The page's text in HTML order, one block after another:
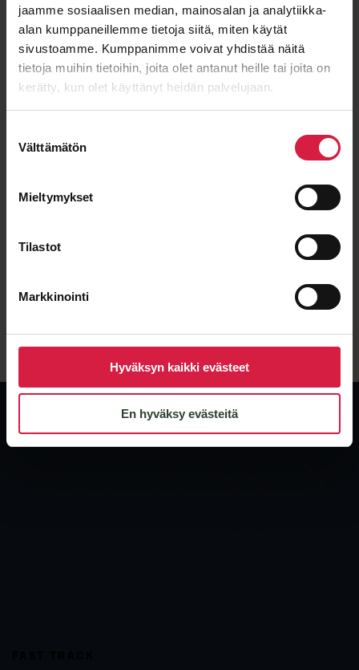
jaamme sosiaalisen median, mainosalan ja analytiikka-
alan kumppaneillemme tietoja siitä, miten käytät
sivustoamme. Kumppanimme voivat yhdistää näitä
tietoja muihin tietoihin, joita olet antanut heille tai joita on
kerätty, kun olet käyttänyt heidän palvelujaan.
valinta
Välttämätön
Mieltymykset
Tilastot
Markkinointi
Hyväksyn kaikki evästeet
En hyväksy evästeitä
Hyvä hinta-laatu
Pitkäaikainen yhteistyö
eurooppalaiselta valmistajalta